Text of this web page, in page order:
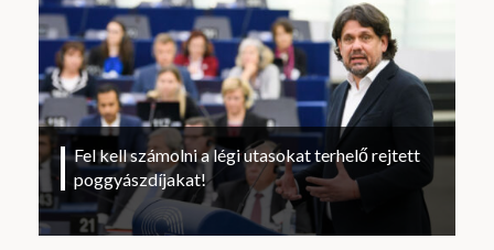
Fel kell számolni a légi utasokat terhelő rejtett
poggyászdíjakat!